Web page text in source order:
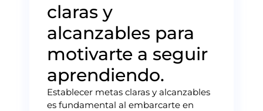
claras y
alcanzables para
motivarte a seguir
aprendiendo.
Establecer metas claras y alcanzables
es fundamental al embarcarte en